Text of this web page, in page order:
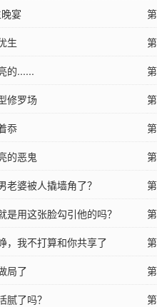
宴
生
的......
修罗场
忝
的恶鬼
老婆被人撬墙角了？
是用这张脸勾引他的吗？
，我不打算和你共享了
局了
腻了吗？